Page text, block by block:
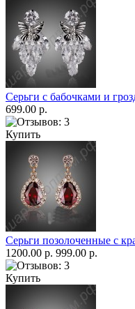
Серьги с бабочками и
699.00 р.
Купить
Серьги позолоченные с
1200.00 р. 999.00 р.
Купить